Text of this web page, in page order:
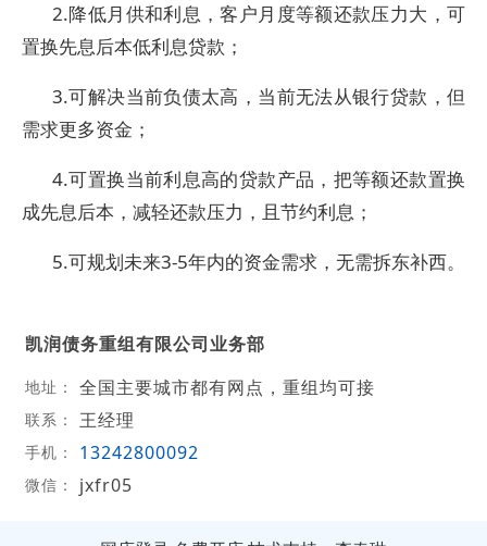
2.降低月供和利息，客户月度等额还款压力大，可
置换先息后本低利息贷款；
3.可解决当前负债太高，当前无法从银行贷款，但
需求更多资金；
4.可置换当前利息高的贷款产品，把等额还款置换
成先息后本，减轻还款压力，且节约利息；
5.可规划未来3-5年内的资金需求，无需拆东补西。
凯润债务重组有限公司业务部
地址： 全国主要城市都有网点，重组均可接
联系： 王经理
手机： 13242800092
微信： jxfr05